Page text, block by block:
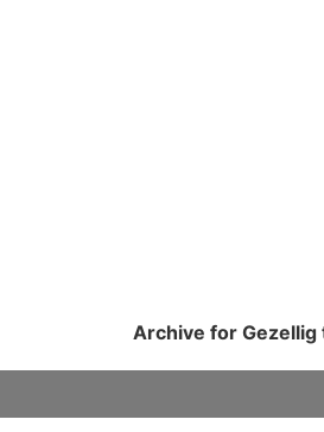
Archive for Gezellig